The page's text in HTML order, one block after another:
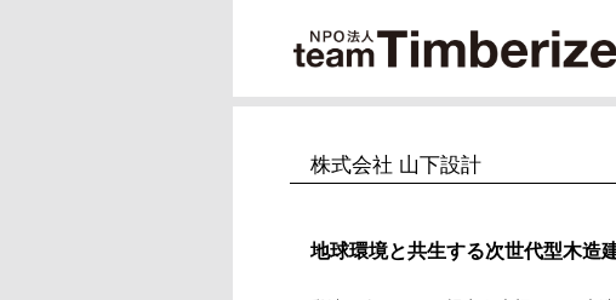
株式会社 山下設計
地球環境と共生する次世代型木造